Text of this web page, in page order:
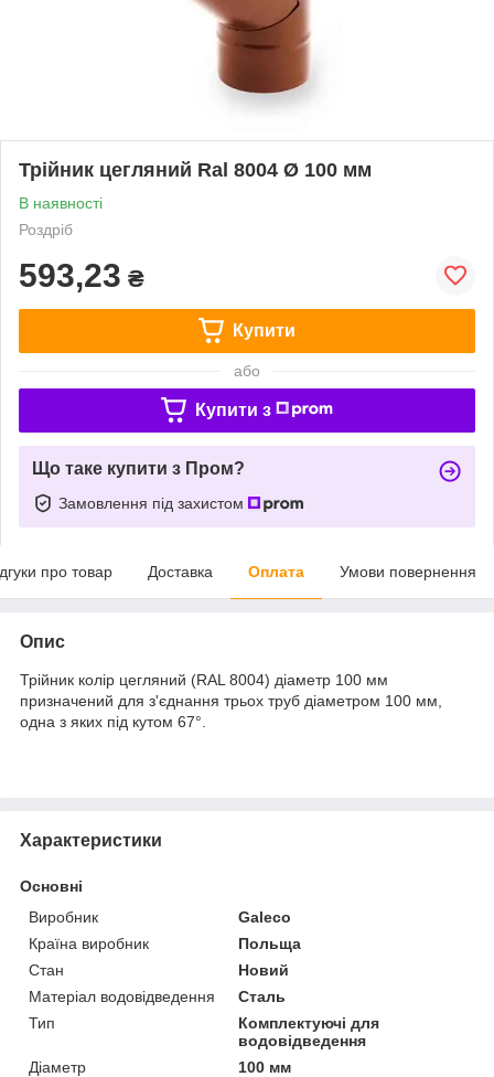
Трійник цегляний Ral 8004 Ø 100 мм
В наявності
Роздріб
593,23 ₴
Купити
або
Купити з
Що таке купити з Пром?
Замовлення під захистом
про товар Доставка Оплата Умови повернення
Опис
Трійник колір цегляний (RAL 8004) діаметр 100 мм
призначений для з'єднання трьох труб діаметром 100 мм,
одна з яких під кутом 67°.
Характеристики
Основні
Виробник
Galeco
Країна виробник
Польща
Стан
Новий
Матеріал водовідведення
Сталь
Тип
Комплектуючі для
водовідведення
Діаметр
100 мм